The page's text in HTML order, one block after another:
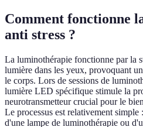
Comment fonctionne
anti stress ?
La luminothérapie fonctionne par la
lumière dans les yeux, provoquant
le corps. Lors de sessions de
lumière LED spécifique stimule la
neurotransmetteur crucial pour le
Le processus est relativement simple
d'une lampe de luminothérapie ou